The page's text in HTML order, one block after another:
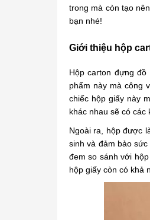
trong mà còn tạo
bạn nhé!
Giới thiệu hộp
Hộp carton đựng
phẩm này mà công
chiếc hộp giấy này
khác nhau sẽ có các
Ngoài ra, hộp được
sinh và đảm bảo
đem so sánh với
hộp giấy còn có khả